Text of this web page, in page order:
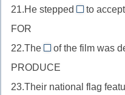
притяжательного
существительное
качестве
подлежащего,
21.He stepped
наречие
глагола
to
FOR
22.The
//
существительное
of the film was
PRODUCE
23.Their national flag